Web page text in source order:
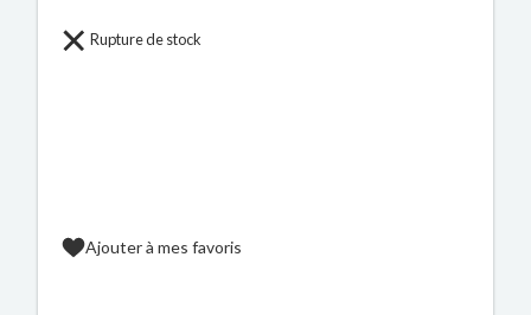
Rupture de stock
Ajouter à mes favoris